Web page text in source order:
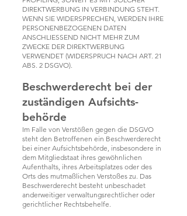
DIREKTWERBUNG IN VERBINDUNG STEHT.
WENN SIE WIDERSPRECHEN, WERDEN IHRE
PERSONENBEZOGENEN DATEN
ANSCHLIESSEND NICHT MEHR ZUM
ZWECKE DER DIREKTWERBUNG
VERWENDET (WIDERSPRUCH NACH ART. 21
ABS. 2 DSGVO).
Beschwerde­recht bei der
zuständigen Aufsichts­
behörde
Im Falle von Verstößen gegen die DSGVO
steht den Betroffenen ein Beschwerderecht
bei einer Aufsichtsbehörde, insbesondere in
dem Mitgliedstaat ihres gewöhnlichen
Aufenthalts, ihres Arbeitsplatzes oder des
Orts des mutmaßlichen Verstoßes zu. Das
Beschwerderecht besteht unbeschadet
anderweitiger verwaltungsrechtlicher oder
gerichtlicher Rechtsbehelfe.